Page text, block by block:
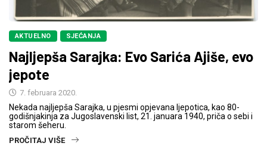
AKTUELNO SJEĆANJA
Najljepša Sarajka: Evo Sarića Ajiše, evo
jepote
7. februara 2020.
Nekada najljepša Sarajka, u pjesmi opjevana ljepotica, kao 80-
godišnjakinja za Jugoslavenski list, 21. januara 1940, priča o sebi i
starom šeheru.
PROČITAJ VIŠE